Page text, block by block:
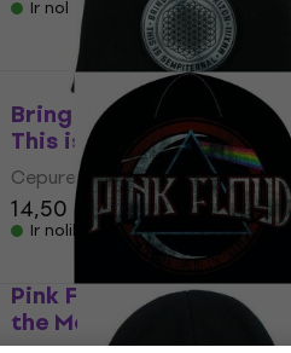
Ir noliktavā
Bring Me The Horizon
This is Sempiternal
Cepure
14,50 € 15,80 €
Ir noliktavā
Pink Floyd Cepure Dark
the Moon Black UNI